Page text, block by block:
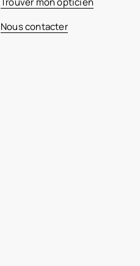
Nous contacter